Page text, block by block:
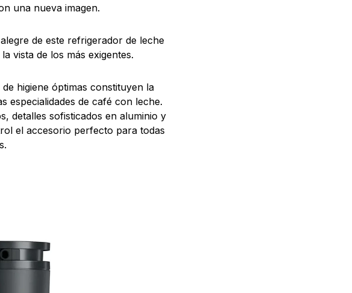
una nueva imagen.
de este refrigerador de leche
vista de los más exigentes.
higiene óptimas constituyen la
especialidades de café con leche.
detalles sofisticados en aluminio y
el accesorio perfecto para todas